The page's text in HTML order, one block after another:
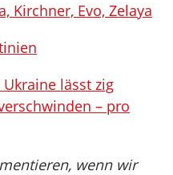
Kirchner, Evo, Zelaya
lässt zig
– pro
wenn wir